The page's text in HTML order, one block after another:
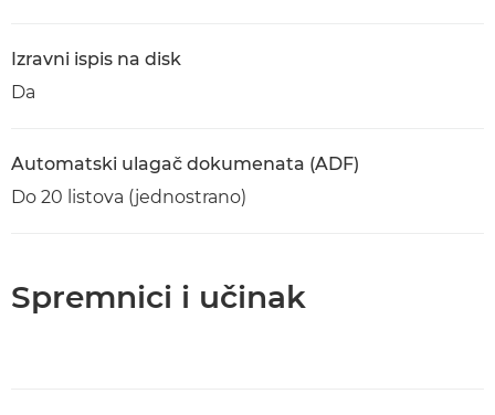
Izravni ispis na disk
Da
Automatski ulagač dokumenata (ADF)
Do 20 listova (jednostrano)
Spremnici i učinak